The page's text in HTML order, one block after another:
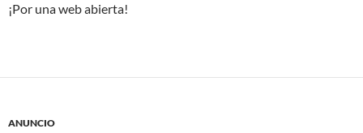
¡Por una web abierta!
ANUNCIO